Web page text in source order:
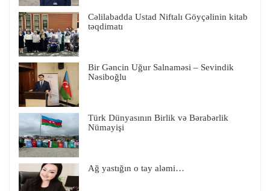
Cəlilabadda Ustad Niftalı Göyçəlinin kitab
təqdimatı
Bir Gəncin Uğur Salnaməsi – Sevindik
Nəsiboğlu
Türk Dünyasının Birlik və Bərabərlik
Nümayişi
Ağ yastığın o tay aləmi…